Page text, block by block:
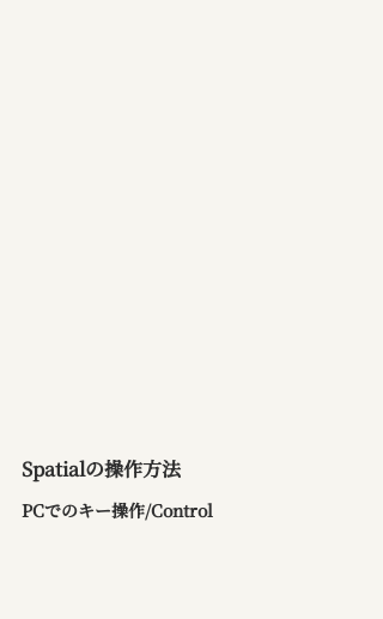
Spatialの操作方法
PCでのキー操作/Control